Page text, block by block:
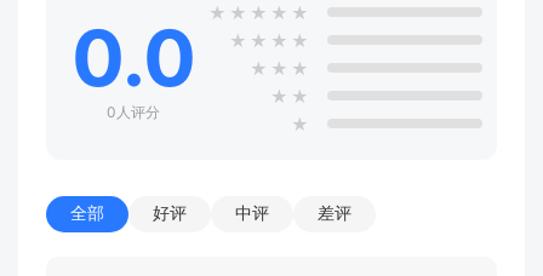
0.0
0人评分
★ ★ ★ ★ ★
★ ★ ★ ★
★ ★ ★
★ ★
★
全部 好评 中评 差评